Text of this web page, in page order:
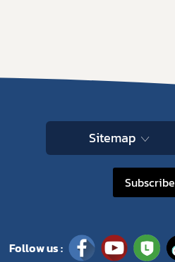
Sitemap
Subscribe
Follow us :